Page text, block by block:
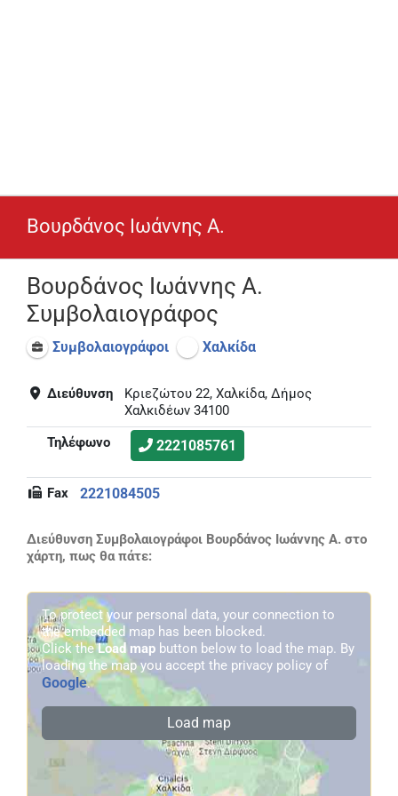
Βουρδάνος Ιωάννης Α.
Βουρδάνος Ιωάννης Α.
Συμβολαιογράφος
Συμβολαιογράφοι Χαλκίδα
Διεύθυνση
Κριεζώτου 22, Χαλκίδα, Δήμος
Χαλκιδέων 34100
Τηλέφωνο
2221085761
Fax 2221084505
Διεύθυνση Συμβολαιογράφοι Βουρδάνος Ιωάννης Α. στο
χάρτη, πως θα πάτε:
To protect your personal data, your connection to
the embedded map has been blocked.
Click theLoad map button below to load the map. By
loading the map you accept the privacy policy of
Google.
Load map